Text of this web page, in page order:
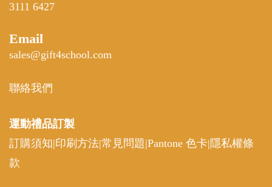
3111 6427
Email
sales@gift4school.com
聯絡我們
運動禮品訂製
訂購須知|印刷方法|常見問題|Pantone 色卡| 隱私權條
款